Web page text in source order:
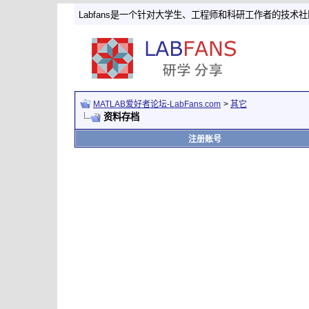
Labfans是一个针对大学生、工程师和科研工作者的技术社
MATLAB爱好者论坛-LabFans.com > 其它
资料存档
注册账号